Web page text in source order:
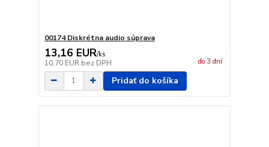
00174 Diskrétna audio súprava
13,16 EUR/ks
10,70 EUR bez DPH do 3 dní
Pridať do košíka